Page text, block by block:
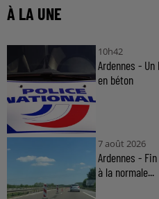
À LA UNE
10h42
Ardennes -
en béton
7 août 2026
Ardennes -
à la normale...